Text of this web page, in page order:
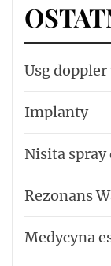
Usg
Implanty
Nisita spray
Rezonans
Medycyna